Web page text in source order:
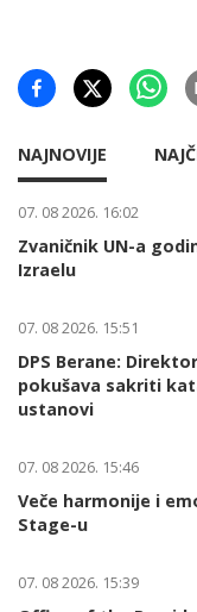
NAJNOVIJE
07. 08 2026. 16:02
Zvaničnik UN-a
Izraelu
07. 08 2026. 15:51
DPS Berane:
pokušava sakriti
ustanovi
07. 08 2026. 15:46
Veče harmonije i
Stage-u
07. 08 2026. 15:39